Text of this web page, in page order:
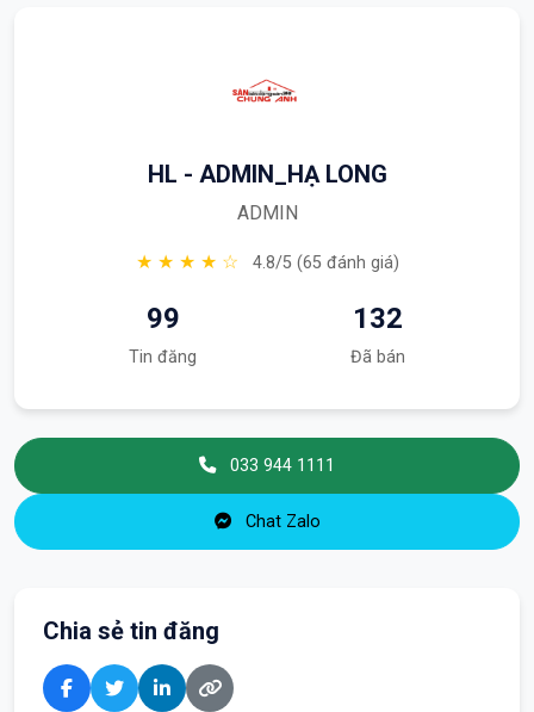
HL - ADMIN_HẠ LONG
ADMIN
★ ★ ★ ★ ☆ 4.8/5 (65 đánh giá)
99
Tin đăng
132
Đã bán
033 944 1111
Chat Zalo
Chia sẻ tin đăng